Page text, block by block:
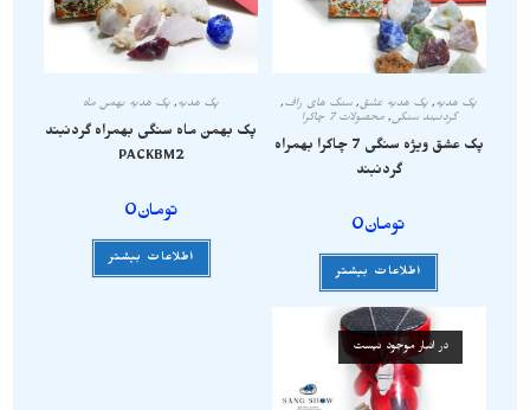
پک هدیه, پک هدیه عشق, سنگ های راف,
گردنبند سنگی,محصولات 7 چاکرا
پک عشق ویژه سنگی 7 چاکرا بهمراه
گردنبند
تومان0
اطلاعات بیشتر
پک هدیه, پک هدیه بهمن ماه
پک بهمن ماه سنگی بهمراه گردنبند
PACKBM2
تومان0
اطلاعات بیشتر
در انبار موجود نیست